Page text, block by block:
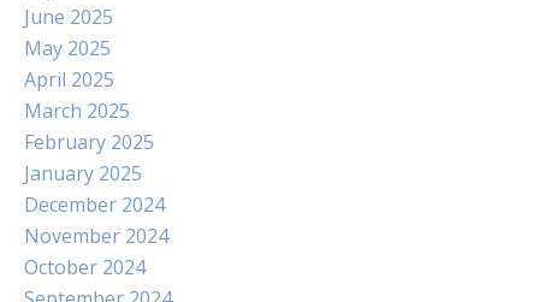
June 2025
May 2025
April 2025
March 2025
February 2025
January 2025
December 2024
November 2024
October 2024